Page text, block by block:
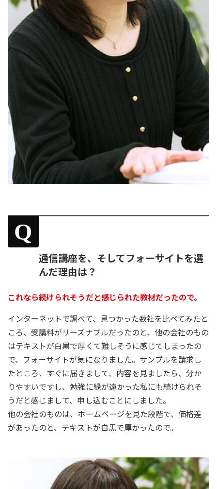
Q
通信講座を、そしてフォーサイトを選
んだ理由は？
これなら続けられそうだと感じられた教材だったので。
インターネットで調べて、見つかった数社を比べてみたと
ころ、受講料がリーズナブルだったのと、他の会社のもの
はテキストが白黒で厚くて難しそうに感じてしまったの
で、フォーサイトが気になりました。サンプルを請求し
たところ、すぐに届きまして、内容を見ましたら、分か
りやすいですし、勉強に縁が遠かった私にも続けられそ
うだと感じまして、申し込むことにしました。
他の会社のものは、ホームページを見た段階で、価格差
があったのと、テキストが白黒で厚かったので。